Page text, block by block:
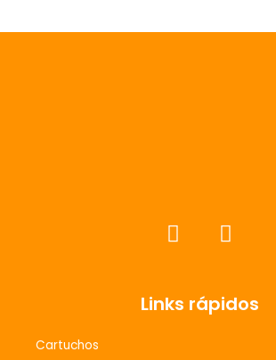
F
a
b
I
n
a
Links rápidos
Cartuchos